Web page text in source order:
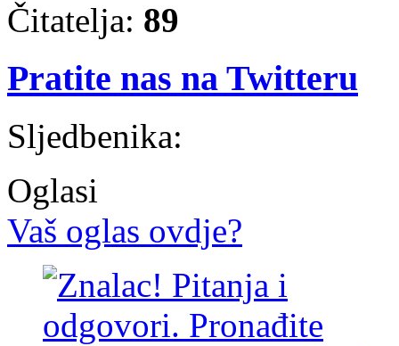
Čitatelja: 89
Pratite nas na Twitteru
Sljedbenika:
Oglasi
Vaš oglas ovdje?